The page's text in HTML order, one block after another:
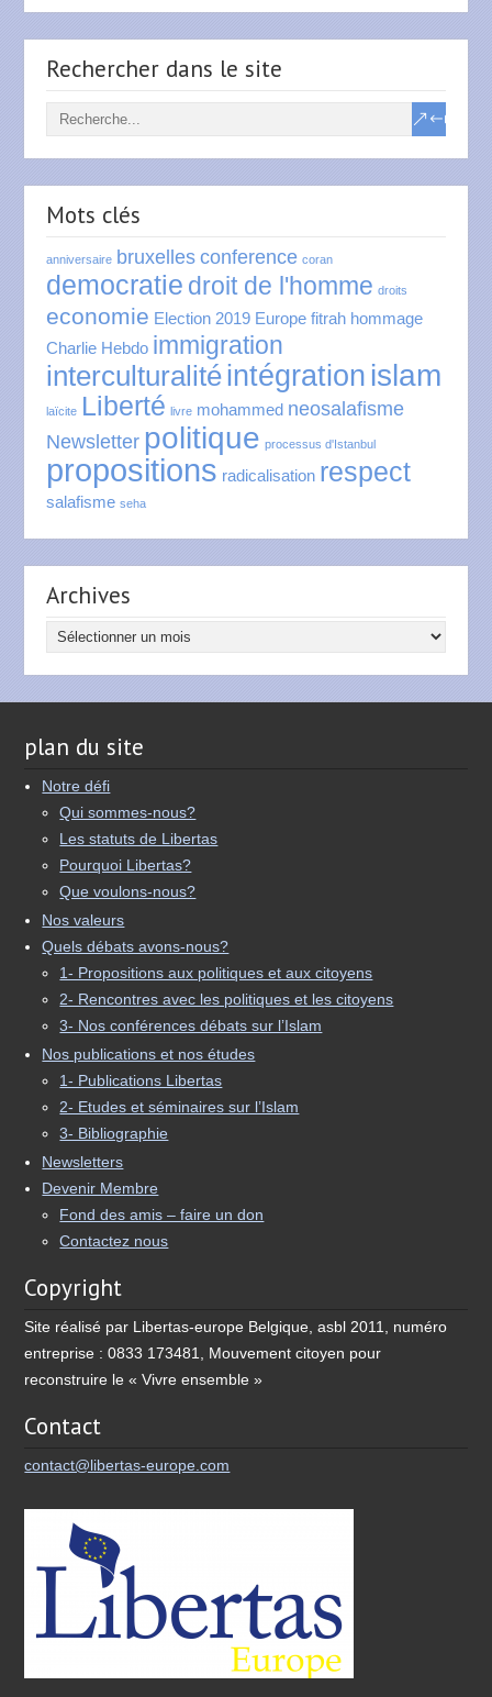
Rechercher dans le site
Mots clés
anniversaire bruxelles conference coran
democratie droit de l'homme droits
economie Election 2019 Europe fitrah hommage
Charlie Hebdo immigration
interculturalitéintégration islam
laïcite Liberté livre mohammed neosalafisme
Newsletter politique processus d'Istanbul
propositions radicalisation respect
salafisme seha
Archives
Archives
plan du site
Notre défi
Qui sommes-nous?
Les statuts de Libertas
Pourquoi Libertas?
Que voulons-nous?
Nos valeurs
Quels débats avons-nous?
1- Propositions aux politiques et aux citoyens
2- Rencontres avec les politiques et les citoyens
3- Nos conférences débats sur l’Islam
Nos publications et nos études
1- Publications Libertas
2- Etudes et séminaires sur l’Islam
3- Bibliographie
Newsletters
Devenir Membre
Fond des amis – faire un don
Contactez nous
Copyright
Site réalisé par Libertas-europe Belgique, asbl 2011, numéro
entreprise : 0833 173481, Mouvement citoyen pour
reconstruire le « Vivre ensemble »
Contact
contact@libertas-europe.com